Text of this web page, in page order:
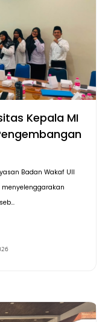
Kepala MI
Badan Wakaf UII